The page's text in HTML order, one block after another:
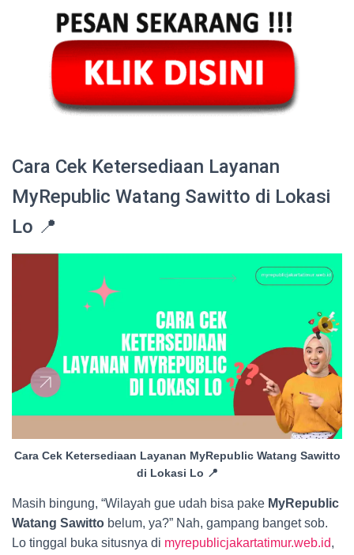
Cara Cek Ketersediaan Layanan
MyRepublic Watang Sawitto di Lokasi
Lo 📍
Cara Cek Ketersediaan Layanan MyRepublic Watang Sawitto
di Lokasi Lo 📍
Masih bingung, “Wilayah gue udah bisa pake MyRepublic
Watang Sawitto belum, ya?” Nah, gampang banget sob.
Lo tinggal buka situsnya di myrepublicjakartatimur.web.id,